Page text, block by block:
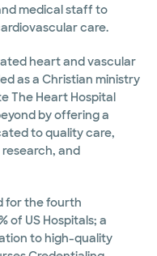
medical staff to
care.
heart and vascular
as a Christian ministry
The Heart Hospital
by offering a
to quality care,
and
for the fourth
of US Hospitals; a
to high-quality